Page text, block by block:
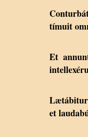
tímuit
Et
Lætábitur
et